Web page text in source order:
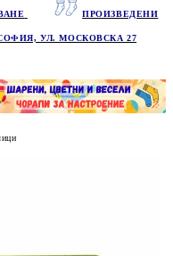
ПРОИЗВЕДЕНИ
УЛ. МОСКОВСКА 27